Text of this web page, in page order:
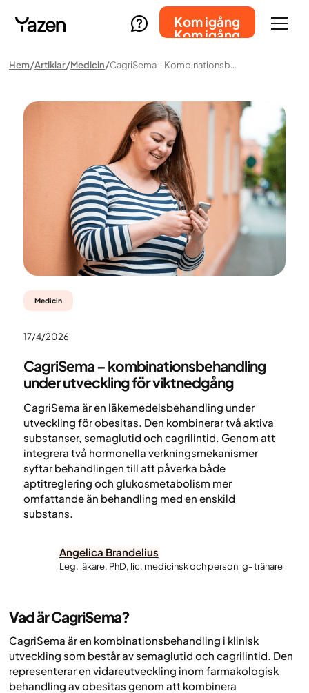
Kom igång
Kom igång
Hem Artiklar Medicin CagriSema – Kombinationsbehandling Under Utveckling För Viktnedgång
Medicin
17/4/2026
CagriSema – kombinationsbehandling
under utveckling för viktnedgång
CagriSema är en läkemedelsbehandling under
utveckling för obesitas. Den kombinerar två aktiva
substanser, semaglutid och cagrilintid. Genom att
integrera två hormonella verkningsmekanismer
syftar behandlingen till att påverka både
aptitreglering och glukosmetabolism mer
omfattande än behandling med en enskild
substans.
Angelica Brandelius
Leg. läkare, PhD, lic. medicinsk och personlig- tränare
Vad är CagriSema?
CagriSema är en kombinationsbehandling i klinisk
utveckling som består av semaglutid och cagrilintid. Den
representerar en vidareutveckling inom farmakologisk
behandling av obesitas genom att kombinera